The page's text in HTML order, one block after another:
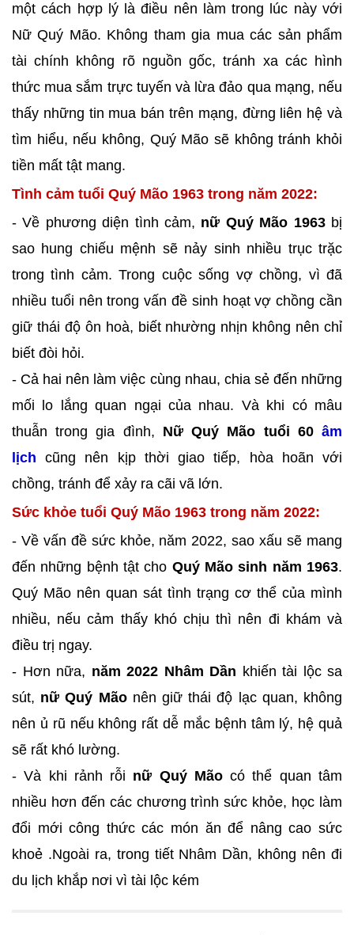
một cách hợp lý là điều nên làm trong lúc này với
Nữ Quý Mão. Không tham gia mua các sản phẩm
tài chính không rõ nguồn gốc, tránh xa các hình
thức mua sắm trực tuyến và lừa đảo qua mạng, nếu
thấy những tin mua bán trên mạng, đừng liên hệ và
tìm hiểu, nếu không, Quý Mão sẽ không tránh khỏi
tiền mất tật mang.
Tình cảm tuổi Quý Mão 1963 trong năm 2022:
- Về phương diện tình cảm, nữ Quý Mão 1963 bị
sao hung chiếu mệnh sẽ nảy sinh nhiều trục trặc
trong tình cảm. Trong cuộc sống vợ chồng, vì đã
nhiều tuổi nên trong vấn đề sinh hoạt vợ chồng cần
giữ thái độ ôn hoà, biết nhường nhịn không nên chỉ
biết đòi hỏi.
- Cả hai nên làm việc cùng nhau, chia sẻ đến những
mối lo lắng quan ngại của nhau. Và khi có mâu
thuẫn trong gia đình, Nữ Quý Mão tuổi 60 âm
lịch cũng nên kịp thời giao tiếp, hòa hoãn với
chồng, tránh để xảy ra cãi vã lớn.
Sức khỏe tuổi Quý Mão 1963 trong năm 2022:
- Về vấn đề sức khỏe, năm 2022, sao xấu sẽ mang
đến những bệnh tật cho Quý Mão sinh năm 1963.
Quý Mão nên quan sát tình trạng cơ thể của mình
nhiều, nếu cảm thấy khó chịu thì nên đi khám và
điều trị ngay.
- Hơn nữa, năm 2022 Nhâm Dần khiến tài lộc sa
sút, nữ Quý Mãonên giữ thái độ lạc quan, không
nên ủ rũ nếu không rất dễ mắc bệnh tâm lý, hệ quả
sẽ rất khó lường.
- Và khi rảnh rỗi nữ Quý Mãocó thể quan tâm
nhiều hơn đến các chương trình sức khỏe, học làm
đổi mới công thức các món ăn để nâng cao sức
khoẻ .Ngoài ra, trong tiết Nhâm Dần, không nên đi
du lịch khắp nơi vì tài lộc kém